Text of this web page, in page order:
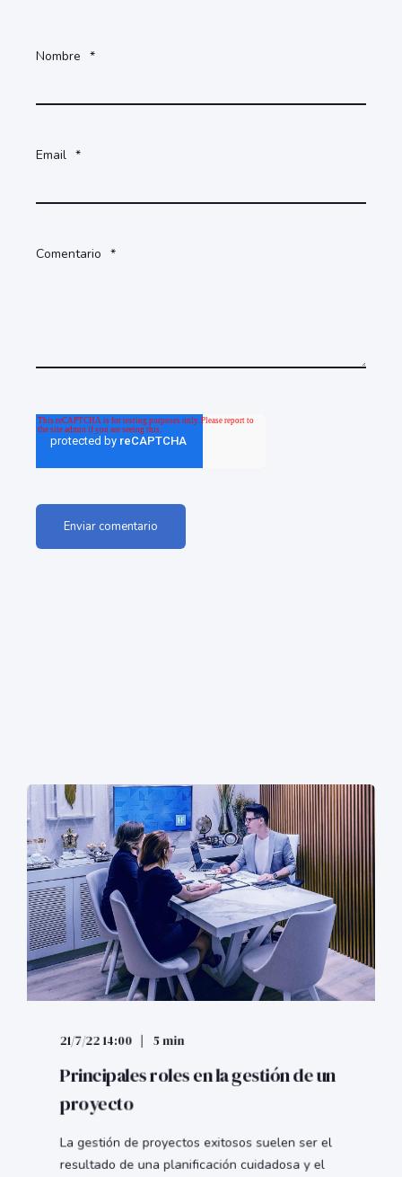
Nombre *
Email *
Comentario *
21/7/22 14:00 5 min
Principales roles en la gestión de un
proyecto
La gestión de proyectos exitosos suelen ser el
resultado de una planificación cuidadosa y el